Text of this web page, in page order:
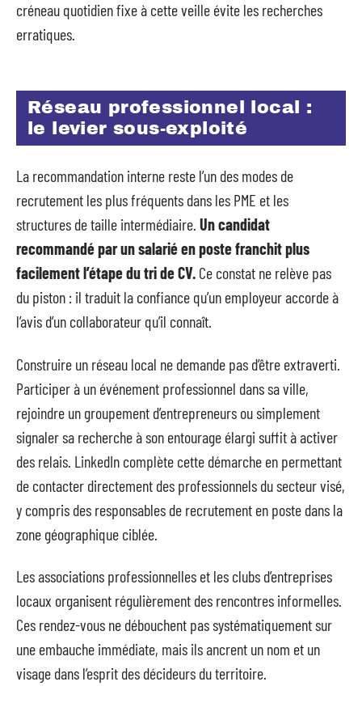
créneau quotidien fixe à cette veille évite les recherches
erratiques.
Réseau professionnel local :
le levier sous-exploité
La recommandation interne reste l’un des modes de
recrutement les plus fréquents dans les PME et les
structures de taille intermédiaire. Un candidat
recommandé par un salarié en poste franchit plus
facilement l’étape du tri de CV. Ce constat ne relève pas
du piston : il traduit la confiance qu’un employeur accorde à
l’avis d’un collaborateur qu’il connaît.
Construire un réseau local ne demande pas d’être extraverti.
Participer à un événement professionnel dans sa ville,
rejoindre un groupement d’entrepreneurs ou simplement
signaler sa recherche à son entourage élargi suffit à activer
des relais. LinkedIn complète cette démarche en permettant
de contacter directement des professionnels du secteur visé,
y compris des responsables de recrutement en poste dans la
zone géographique ciblée.
Les associations professionnelles et les clubs d’entreprises
locaux organisent régulièrement des rencontres informelles.
Ces rendez-vous ne débouchent pas systématiquement sur
une embauche immédiate, mais ils ancrent un nom et un
visage dans l’esprit des décideurs du territoire.